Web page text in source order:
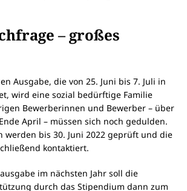
– großes
Ausgabe, die von 25. Juni bis 7. Juli in
wird eine sozial bedürftige Familie
Bewerberinnen und Bewerber – über
April – müssen sich noch gedulden.
werden bis 30. Juni 2022 geprüft und die
kontaktiert.
im nächsten Jahr soll die
durch das Stipendium dann zum